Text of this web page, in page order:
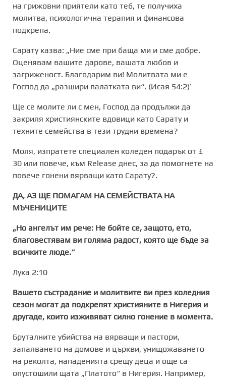
на грижовни приятели като теб, те получиха
молитва, психологична терапия и финансова
подкрепа.
Сарату казва: „Ние сме при баща ми и сме добре.
Оценявам вашите дарове, вашата любов и
загриженост. Благодарим ви! Молитвата ми е
Господ да „разшири палатката ви“. (Исая 54:2)’
Ще се молите ли с мен, Господ да продължи да
закриля християнските вдовици като Сарату и
техните семейства в тези трудни времена?
Моля, изпратете специален коледен подарък от £
30 или повече, към Release днес, за да помогнете на
повече гонени вярващи като Сарату?.
ДА, АЗ ЩЕ ПОМАГАМ НА СЕМЕЙСТВАТА НА
МЪЧЕНИЦИТЕ
„Но ангелът им рече: Не бойте се, защото, ето,
благовестявам ви голяма радост, която ще бъде за
всичките люде.“
Лука 2:10
Вашето състрадание и молитвите ви през коледния
сезон могат да подкрепят християните в Нигерия и
другаде, които изживяват силно гонение в момента.
Бруталните убийства на вярващи и пастори,
запалването на домове и църкви, унищожаването
на реколта, нападенията срещу деца и още са
опустошили щата „Платото“ в Нигерия. Например,